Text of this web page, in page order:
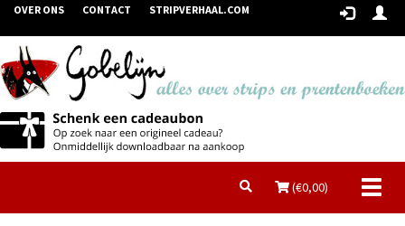
OVER ONS CONTACT STRIPVERHAAL.COM
(€0,00)